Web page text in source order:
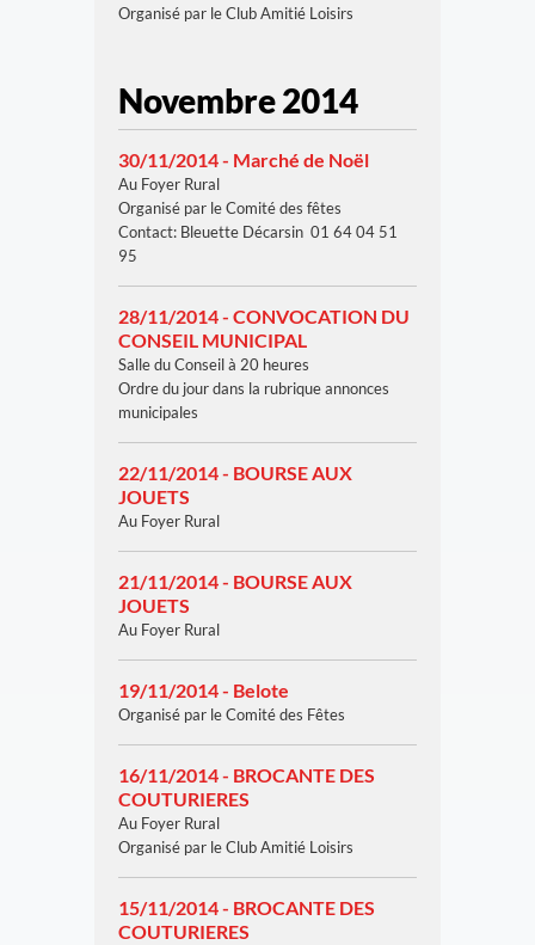
Organisé par le Club Amitié Loisirs
Novembre 2014
30/11/2014 - Marché de Noël
Au Foyer Rural
Organisé par le Comité des fêtes
Contact: Bleuette Décarsin 01 64 04 51
95
28/11/2014 - CONVOCATION DU
CONSEIL MUNICIPAL
Salle du Conseil à 20 heures
Ordre du jour dans la rubrique annonces
municipales
22/11/2014 - BOURSE AUX
JOUETS
Au Foyer Rural
21/11/2014 - BOURSE AUX
JOUETS
Au Foyer Rural
19/11/2014 - Belote
Organisé par le Comité des Fêtes
16/11/2014 - BROCANTE DES
COUTURIERES
Au Foyer Rural
Organisé par le Club Amitié Loisirs
15/11/2014 - BROCANTE DES
COUTURIERES